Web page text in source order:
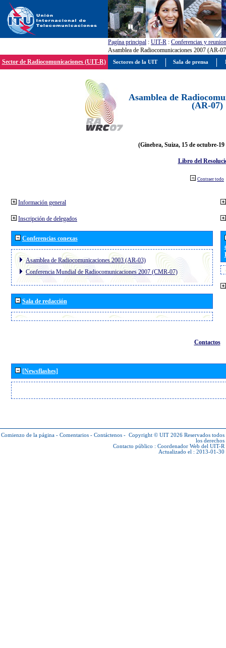
Pagína principal : UIT-R : Conferencias y
Asamblea de Radiocomunicaciones 2007 (AR-
Sector de Radiocomunicaciones (UIT-R)
Asamblea de
(AR-07)
(Ginebra, Suiza, 15 de octubre-19
Libro del
Contraer todo
Información general
Inscripción de delegados
Conferencias conexas
Asamblea de Radiocomunicaciones 2003 (AR-03)
Conferencia Mundial de Radiocomunicaciones 2007 (CMR-07)
Sala de redacción
Contactos
[Newsflashes]
Comienzo de la página - Comentarios - Contáctenos - Copyright © UIT 2026 Reservados todos
los derechos
Contacto público : Coordenador Web del UIT-R
Actualizado el : 2013-01-30
Sectores de la UIT Sala de prensa